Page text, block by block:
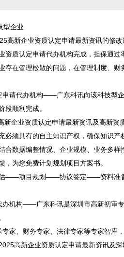
型企业
高新企业资质认定申请最新资讯的修
资质认定申请代办机构完成，担保通过
存在管理松散的问题，在管理制度、
申请代办机构——广东科讯向该科技型
段顺利完成。
新企业资质认定申请最新资讯及高新
必须具有的自主知识产权，确保知识
合数据编整情况、企业规模、业务多
，为您免费计划规划项目方案书。
评估——项目规划——协议签定——资料
办机构——广东科讯是深圳市高新初审
家、财务专家、法律专家等专家智库
高新企业资质认定申请最新资讯及